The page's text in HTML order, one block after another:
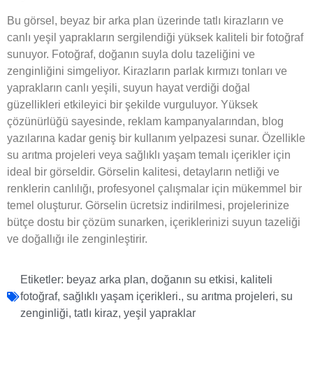
Bu görsel, beyaz bir arka plan üzerinde tatlı kirazların ve
canlı yeşil yaprakların sergilendiği yüksek kaliteli bir fotoğraf
sunuyor. Fotoğraf, doğanın suyla dolu tazeliğini ve
zenginliğini simgeliyor. Kirazların parlak kırmızı tonları ve
yaprakların canlı yeşili, suyun hayat verdiği doğal
güzellikleri etkileyici bir şekilde vurguluyor. Yüksek
çözünürlüğü sayesinde, reklam kampanyalarından, blog
yazılarına kadar geniş bir kullanım yelpazesi sunar. Özellikle
su arıtma projeleri veya sağlıklı yaşam temalı içerikler için
ideal bir görseldir. Görselin kalitesi, detayların netliği ve
renklerin canlılığı, profesyonel çalışmalar için mükemmel bir
temel oluşturur. Görselin ücretsiz indirilmesi, projelerinize
bütçe dostu bir çözüm sunarken, içeriklerinizi suyun tazeliği
ve doğallığı ile zenginleştirir.
Etiketler: beyaz arka plan, doğanın su etkisi, kaliteli
fotoğraf, sağlıklı yaşam içerikleri., su arıtma projeleri, su
zenginliği, tatlı kiraz, yeşil yapraklar